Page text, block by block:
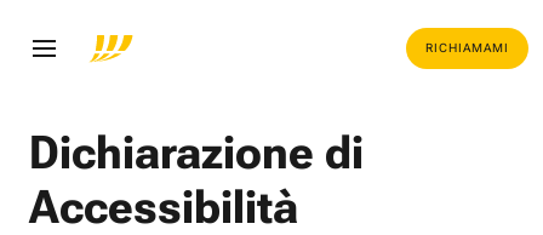
RICHIAMAMI
Dichiarazione di
Accessibilità